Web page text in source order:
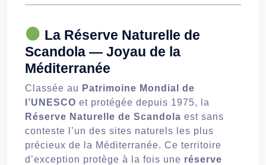
La Réserve Naturelle de
Scandola — Joyau de la
Méditerranée
Classée au Patrimoine Mondial de
l’UNESCO et protégée depuis 1975, la
Réserve Naturelle de Scandola est sans
conteste l’un des sites naturels les plus
précieux de la Méditerranée. Ce territoire
d’exception protège à la fois une réserve